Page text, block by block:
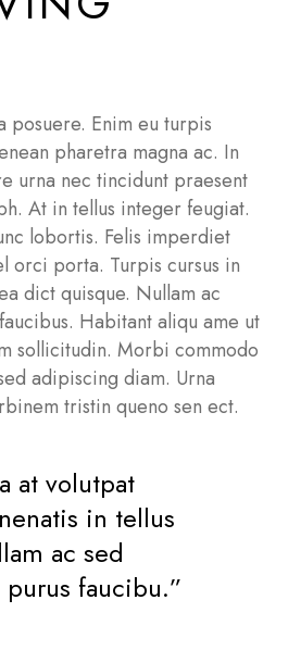
posuere. Enim eu turpis
pharetra magna ac. In
urna nec tincidunt praesent
At in tellus integer feugiat.
lobortis. Felis imperdiet
orci porta. Turpis cursus in
dict quisque. Nullam ac
Habitant aliqu ame ut
sollicitudin. Morbi commodo
adipiscing diam. Urna
tristin queno sen ect.
at volutpat
in tellus
ac sed
faucibu.”